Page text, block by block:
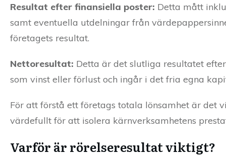
Resultat efter finansiella poster: Detta mått
samt eventuella utdelningar från
företagets resultat.
Nettoresultat: Detta är det slutliga resultatet
som vinst eller förlust och ingår i det fria egna
För att förstå ett företags totala lönsamhet är det
värdefullt för att isolera kärnverksamhetens
Varför är rörelseresultat viktigt?